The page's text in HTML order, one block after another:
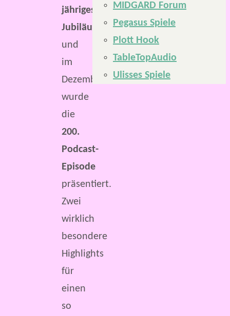
jähriges
Jubiläum
und
im
Dezember
wurde
die
200.
Podcast-
Episode
präsentiert.
Zwei
wirklich
besondere
Highlights
für
einen
so
MIDGARD Forum
Pegasus Spiele
Plott Hook
TableTopAudio
Ulisses Spiele